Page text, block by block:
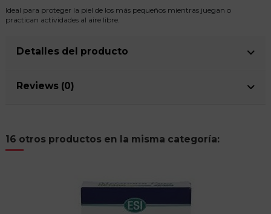
Ideal para proteger la piel de los más pequeños mientras juegan o
practican actividades al aire libre.
Detalles del producto
Reviews (0)
16 otros productos en la misma categoría: